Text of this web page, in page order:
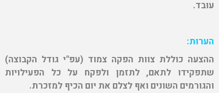
עובד.
הערות:
ההצעה כוללת צוות הפקה צמוד (עפ"י גודל הקבוצה)
שתפקידו לתאם, לתזמן ולפקח על כל הפעילויות
והגורמים השונים ואף לצלם את יום הכיף למזכרת.